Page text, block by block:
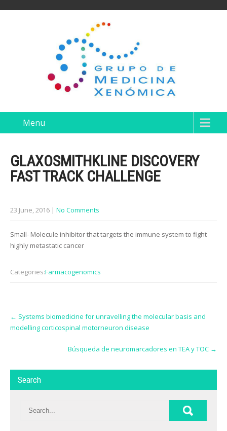
Menu
GLAXOSMITHKLINE DISCOVERY
FAST TRACK CHALLENGE
23 June, 2016 | No Comments
Small- Molecule inhibitor that targets the immune system to fight
highly metastatic cancer
Categories:Farmacogenomics
navigation
← Systems biomedicine for unravelling the molecular basis and
modelling corticospinal motorneuron disease
Búsqueda de neuromarcadores en TEA y TOC →
Search